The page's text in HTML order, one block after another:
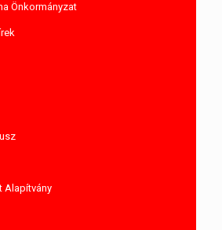
Önkormányzat
Alapítvány